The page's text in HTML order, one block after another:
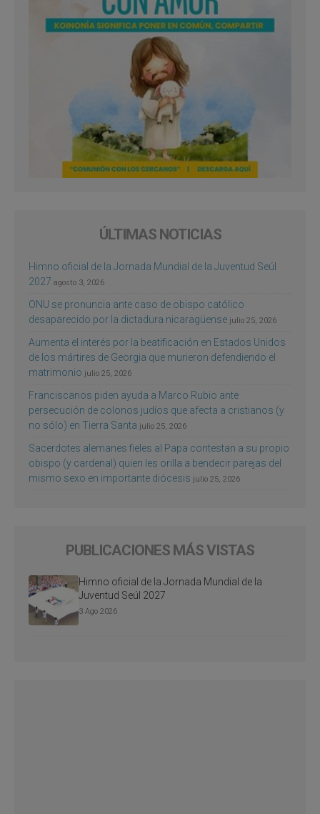
ÚLTIMAS NOTICIAS
Himno oficial de la Jornada Mundial de la Juventud Seúl
2027 agosto 3, 2026
ONU se pronuncia ante caso de obispo católico
desaparecido por la dictadura nicaragüense julio 25, 2026
Aumenta el interés por la beatificación en Estados Unidos
de los mártires de Georgia que murieron defendiendo el
matrimonio julio 25, 2026
Franciscanos piden ayuda a Marco Rubio ante
persecución de colonos judíos que afecta a cristianos (y
no sólo) en Tierra Santa julio 25, 2026
Sacerdotes alemanes fieles al Papa contestan a su propio
obispo (y cardenal) quien les orilla a bendecir parejas del
mismo sexo en importante diócesis julio 25, 2026
PUBLICACIONES MÁS VISTAS
Himno oficial de la Jornada Mundial de la
Juventud Seúl 2027
3 Ago 2026